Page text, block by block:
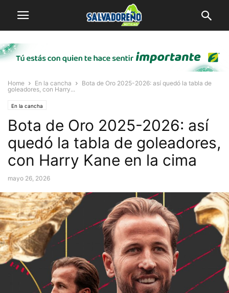
Home En la cancha
Bota de Oro 2025-2026: así quedó la tabla de
goleadores, con Harry...
En la cancha
Bota de Oro 2025-2026: así
quedó la tabla de goleadores,
con Harry Kane en la cima
mayo 26, 2026